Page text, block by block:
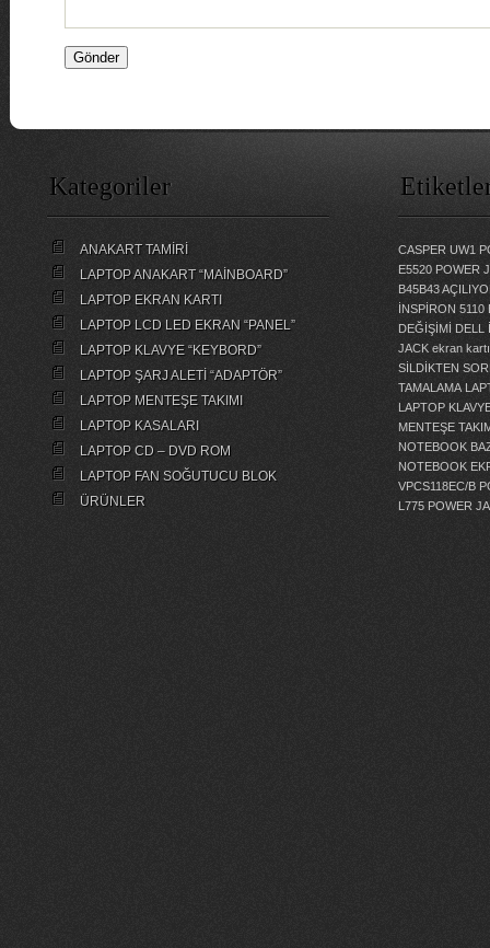
Kategoriler
ANAKART TAMİRİ
LAPTOP ANAKART “MAİNBOARD”
LAPTOP EKRAN KARTI
LAPTOP LCD LED EKRAN “PANEL”
LAPTOP KLAVYE “KEYBORD”
LAPTOP ŞARJ ALETİ “ADAPTÖR”
LAPTOP MENTEŞE TAKIMI
LAPTOP KASALARI
LAPTOP CD – DVD ROM
LAPTOP FAN SOĞUTUCU BLOK
ÜRÜNLER
CASPER UW1
E5520 POWER
B45B43
İNSPİRON
DEĞİŞİMİ
DELL
JACK ekran
SİLDİKTEN
TAMALAMA
LAPTOP
MENTEŞE
NOTEBOOK
NOTEBOOK
VPCS118EC/B
L775 POWER